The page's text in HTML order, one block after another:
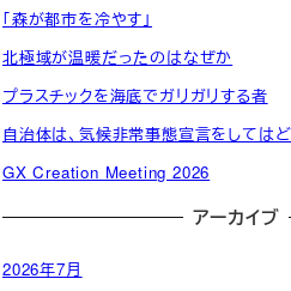
発
起
人
員
（役
起
一
員
「森が都市を冷やす」
北極域が温暖だったのはなぜか
プラスチックを海底でガリガリする者
自治体は、気候非常事態宣言をしては
GX Creation Meeting 2026
アーカイブ
2026年7月